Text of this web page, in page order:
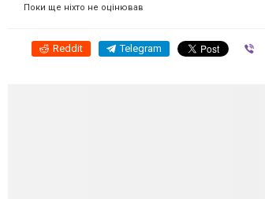
Поки ще ніхто не оцінював
Reddit Telegram